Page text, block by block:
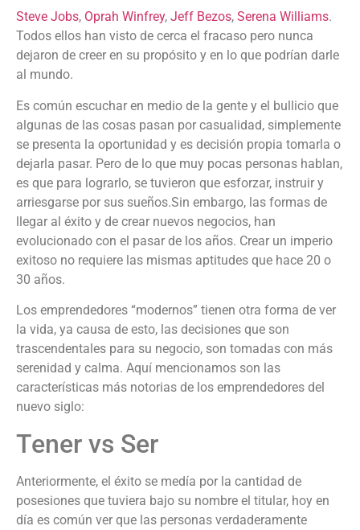
Steve Jobs, Oprah Winfrey, Jeff Bezos, Serena Williams.
Todos ellos han visto de cerca el fracaso pero nunca
dejaron de creer en su propósito y en lo que podrían darle
al mundo.
Es común escuchar en medio de la gente y el bullicio que
algunas de las cosas pasan por casualidad, simplemente
se presenta la oportunidad y es decisión propia tomarla o
dejarla pasar. Pero de lo que muy pocas personas hablan,
es que para lograrlo, se tuvieron que esforzar, instruir y
arriesgarse por sus sueños.Sin embargo, las formas de
llegar al éxito y de crear nuevos negocios, han
evolucionado con el pasar de los años. Crear un imperio
exitoso no requiere las mismas aptitudes que hace 20 o
30 años.
Los emprendedores “modernos” tienen otra forma de ver
la vida, ya causa de esto, las decisiones que son
trascendentales para su negocio, son tomadas con más
serenidad y calma. Aquí mencionamos son las
características más notorias de los emprendedores del
nuevo siglo:
Tener vs Ser
Anteriormente, el éxito se medía por la cantidad de
posesiones que tuviera bajo su nombre el titular, hoy en
día es común ver que las personas verdaderamente